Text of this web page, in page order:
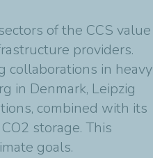
of the CCS value
providers.
collaborations in heavy
in Denmark, Leipzig
combined with its
storage. This
goals.